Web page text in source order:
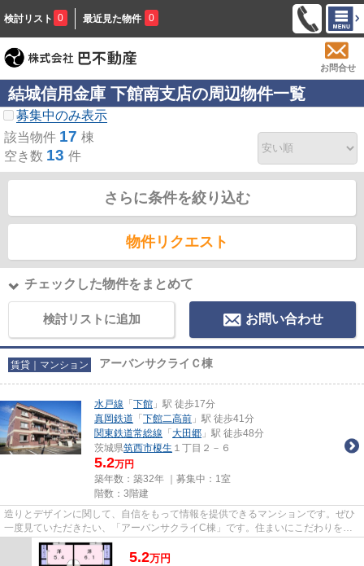
検討リスト 0 最近見た物件 0
お問合せ
結城信用金庫 下館南支店の周辺物件一覧
募集中のみ表示
該当物件 17 棟
空き数 13 件
さらに条件を絞り込む
物件リクエスト
チェックした物件をまとめて
検討リストに追加 お問い合わせ
賃貸｜マンション アーバンサクライＣ棟
水戸線 「 下館 」駅 徒歩17分
真岡鉄道 「 下館二高前 」駅 徒歩41分
関東鉄道常総線 「 大田郷 」駅 徒歩48分
茨城県筑西市榎生 １丁目２－６
5.2万円
築年数：築32年 ｜募集中： 1室
階数：3階建
造りとデザインに関して、自信をもって情報を提供できるマンションです。ぜひ
一度見ていただきたい、「アーバンサクライC棟」です。住まいにこだわりをお
持ちの方は、当社に是非お問い...
5.2万円